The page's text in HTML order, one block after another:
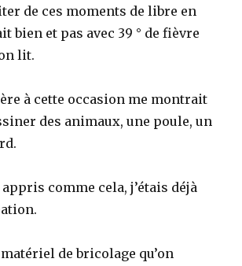
de ces moments de libre en
bien et pas avec 39 ° de fièvre
lit.
à cette occasion me montrait
des animaux, une poule, un
appris comme cela, j’étais déjà
matériel de bricolage qu’on